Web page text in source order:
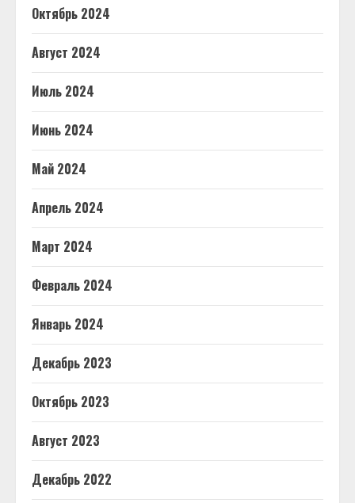
Октябрь 2024
Август 2024
Июль 2024
Июнь 2024
Май 2024
Апрель 2024
Март 2024
Февраль 2024
Январь 2024
Декабрь 2023
Октябрь 2023
Август 2023
Декабрь 2022